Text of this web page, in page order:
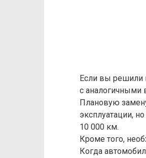
Если вы решили
с аналогичными
Плановую
эксплуатации,
10 000 км.
Кроме того,
Когда